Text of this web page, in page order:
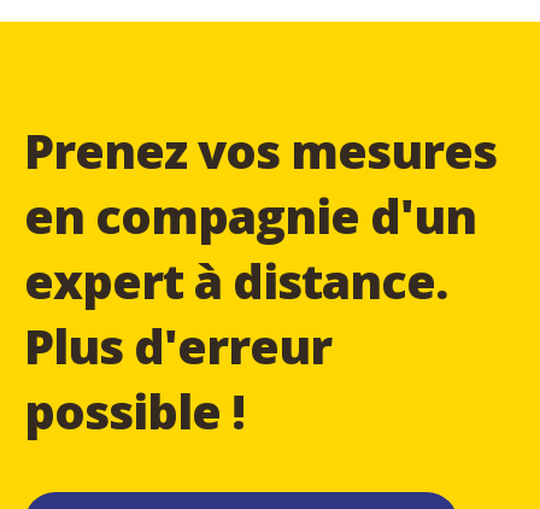
Prenez vos mesures
en compagnie d'un
expert à distance.
Plus d'erreur
possible !